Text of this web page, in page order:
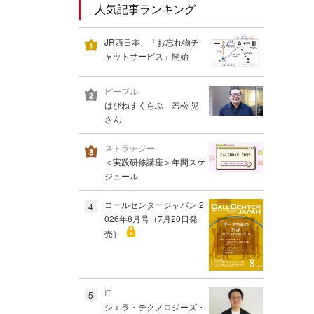
人気記事ランキング
JR西日本、「お忘れ物チ
ャットサービス」開始
ピープル
はぴねすくらぶ 若松 晃
さん
ストラテジー
＜実践研修講座＞年間スケ
ジュール
4
コールセンタージャパン 2
026年8月号（7月20日発
売）
5
IT
シエラ・テクノロジーズ・